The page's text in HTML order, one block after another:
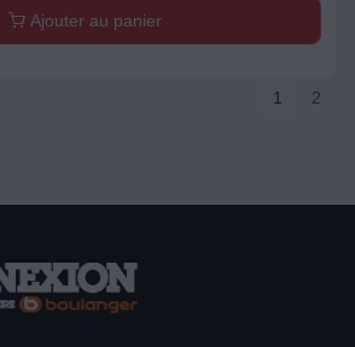
Ajouter au panier
1 2